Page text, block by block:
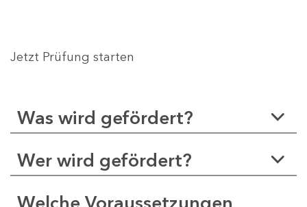
Jetzt Prüfung starten
Was wird gefördert?
Wer wird gefördert?
Welche Voraussetzungen